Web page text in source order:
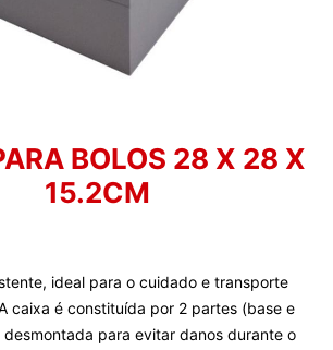
BOLOS 28 X 28 X
15.2CM
ideal para o cuidado e transporte
caixa é constituída por 2 partes (base e
para evitar danos durante o